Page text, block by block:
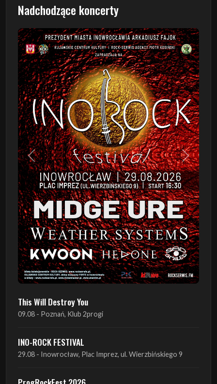
Nadchodzące koncerty
Poprzedni Następny
This Will Destroy You
09.08 - Poznań, Klub 2progi
INO-ROCK FESTIVAL
29.08 - Inowrocław, Plac Imprez, ul. Wierzbińskiego 9